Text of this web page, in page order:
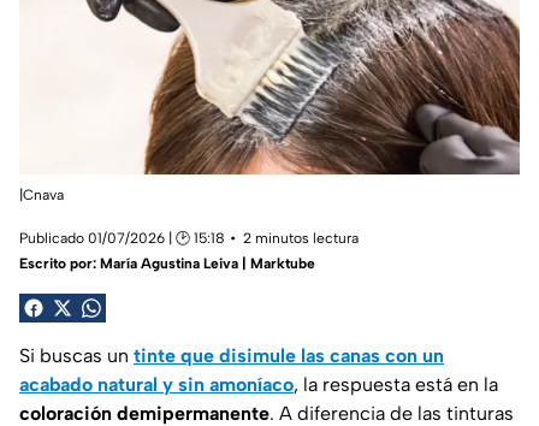
|Cnava
Publicado 01/07/2026 | 🕑 15:18
2 minutos lectura
Escrito por: María Agustina Leiva | Marktube
Si buscas un tinte que disimule las canas con un
acabado natural y sin amoníaco, la respuesta está en la
coloración demipermanente. A diferencia de las tinturas